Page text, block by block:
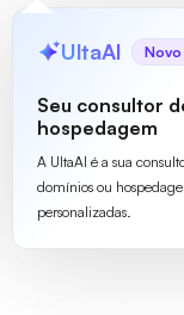
UltaAI Novo
Seu consultor
hospedagem
A UltaAI é a sua
domínios ou
personalizadas.